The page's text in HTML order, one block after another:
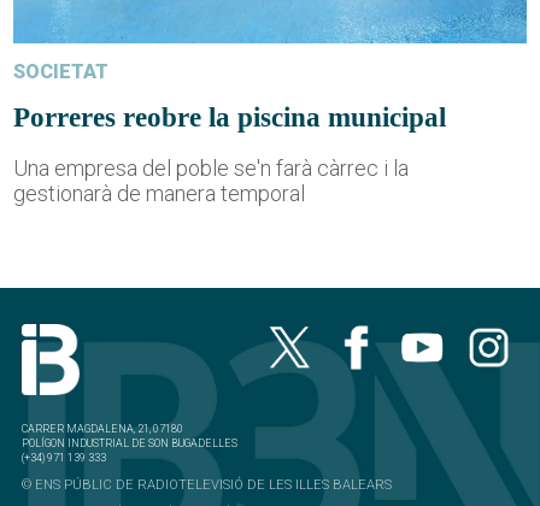
SOCIETAT
Porreres reobre la piscina municipal
Una empresa del poble se'n farà càrrec i la
gestionarà de manera temporal
CARRER MAGDALENA, 21, 07180
POLÍGON INDUSTRIAL DE SON BUGADELLES
(+34) 971 139 333
© ENS PÚBLIC DE RADIOTELEVISIÓ DE LES ILLES BALEARS